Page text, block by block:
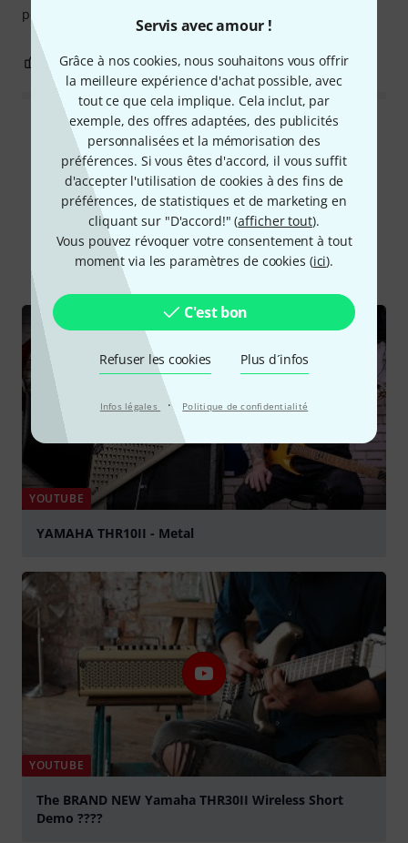
Servis avec amour !
Grâce à nos cookies, nous souhaitons vous offrir
la meilleure expérience d'achat possible, avec
tout ce que cela implique. Cela inclut, par
exemple, des offres adaptées, des publicités
personnalisées et la mémorisation des
préférences. Si vous êtes d'accord, il vous suffit
d'accepter l'utilisation de cookies à des fins de
préférences, de statistiques et de marketing en
cliquant sur "D'accord!" (afficher tout).
Vous pouvez révoquer votre consentement à tout
moment via les paramètres de cookies (ici).
C'est bon
Refuser les cookies Plus d´infos
Infos légales · Politique de confidentialité
pour régler les sons saturés à bas volume.
0 0 SIGNALER L'ÉVALUATION
Lire toutes les évaluations
Le saviez-vous?
Tout Vidéos Guides
YOUTUBE
YAMAHA THR10II - Metal
YOUTUBE
The BRAND NEW Yamaha THR30II Wireless Short
Demo ????